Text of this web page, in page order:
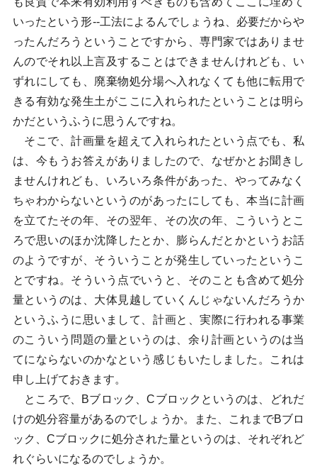
いったという形--工法によるんでしょうね、必要だからや
ったんだろうということですから、専門家ではありませ
んのでそれ以上言及することはできませんけれども、い
ずれにしても、廃棄物処分場へ入れなくても他に転用で
きる有効な発生土がここに入れられたということは明ら
かだというふうに思うんですね。
そこで、計画量を超えて入れられたという点でも、私
は、今もうお答えがありましたので、なぜかとお聞きし
ませんけれども、いろいろ条件があった、やってみなく
ちゃわからないというのがあったにしても、本当に計画
を立てたその年、その翌年、その次の年、こういうとこ
ろで思いのほか沈降したとか、膨らんだとかというお話
のようですが、そういうことが発生していったというこ
とですね。そういう点でいうと、そのことも含めて処分
量というのは、大体見越していくんじゃないんだろうか
というふうに思いまして、計画と、実際に行われる事業
のこういう問題の量というのは、余り計画というのは当
てにならないのかなという感じもいたしました。これは
申し上げておきます。
ところで、Bブロック、Cブロックというのは、どれだ
けの処分容量があるのでしょうか。また、これまでBブロ
ック、Cブロックに処分された量というのは、それぞれど
れぐらいになるのでしょうか。